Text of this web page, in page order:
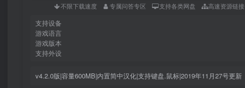
不限下载速度 专属问答专区 支持各类网盘 高速资源链接
支持设备
游戏语言
游戏版本
支持外设
v4.2.0版|容量600MB|内置简中汉化|支持键盘.鼠标|2019年11月27号更新